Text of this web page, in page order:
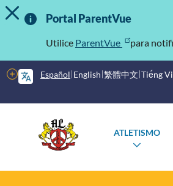
Saltar
al
contenido
Información
importante
MOSTRAR/OCULTAR MENSAJE DE ALERTA
Portal ParentVue
Utilice ParentVue para
Español English 繁體中文 Tiếng
Más
opciones
ATLETISMO